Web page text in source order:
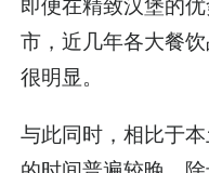
即便在精致汉堡的
市，近几年各大餐
很明显。
与此同时，相比于